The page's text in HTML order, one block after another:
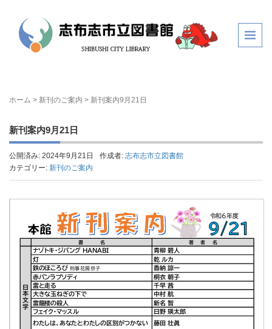
ホーム > 新刊のご案内 > 新刊案内9月21日
新刊案内9月21日
公開済み: 2024年9月21日 作成者: 志布志市立図書館
カテゴリー: 新刊のご案内